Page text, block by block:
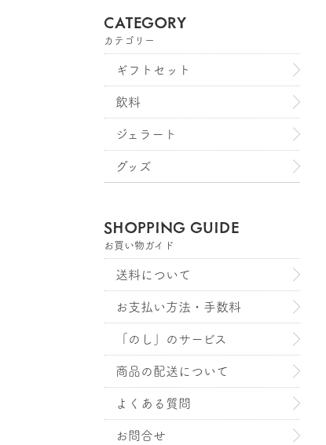
CATEGORY
カテゴリー
ギフトセット
飲料
ジェラート
グッズ
SHOPPING GUIDE
お買い物ガイド
送料について
お支払い方法・手数料
「のし」のサービス
商品の配送について
よくある質問
お問合せ